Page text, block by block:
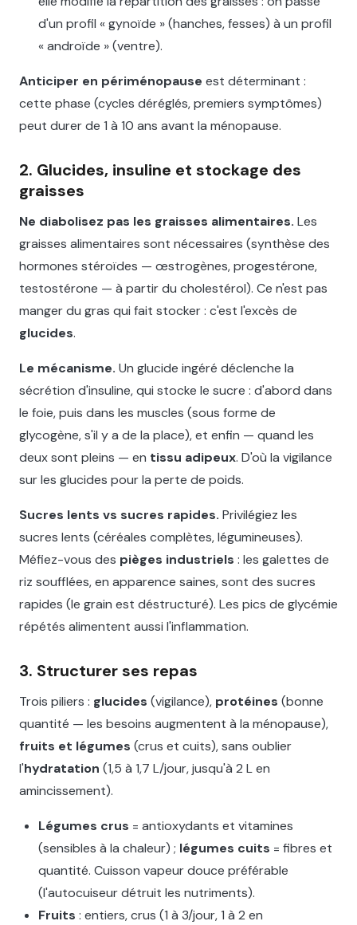
d'un profil « gynoïde » (hanches, fesses) à un profil
« androïde » (ventre).
Anticiper en périménopause est déterminant :
cette phase (cycles déréglés, premiers symptômes)
peut durer de 1 à 10 ans avant la ménopause.
2. Glucides, insuline et stockage des
graisses
Ne diabolisez pas les graisses alimentaires. Les
graisses alimentaires sont nécessaires (synthèse des
hormones stéroïdes — œstrogènes, progestérone,
testostérone — à partir du cholestérol). Ce n'est pas
manger du gras qui fait stocker : c'est l'excès de
glucides.
Le mécanisme. Un glucide ingéré déclenche la
sécrétion d'insuline, qui stocke le sucre : d'abord dans
le foie, puis dans les muscles (sous forme de
glycogène, s'il y a de la place), et enfin — quand les
deux sont pleins — en tissu adipeux. D'où la vigilance
sur les glucides pour la perte de poids.
Sucres lents vs sucres rapides. Privilégiez les
sucres lents (céréales complètes, légumineuses).
Méfiez-vous des pièges industriels : les galettes de
riz soufflées, en apparence saines, sont des sucres
rapides (le grain est déstructuré). Les pics de glycémie
répétés alimentent aussi l'inflammation.
3. Structurer ses repas
Trois piliers : glucides (vigilance), protéines (bonne
quantité — les besoins augmentent à la ménopause),
fruits et légumes (crus et cuits), sans oublier
l'hydratation (1,5 à 1,7 L/jour, jusqu'à 2 L en
amincissement).
Légumes crus = antioxydants et vitamines
(sensibles à la chaleur) ; légumes cuits = fibres et
quantité. Cuisson vapeur douce préférable
(l'autocuiseur détruit les nutriments).
Fruits : entiers, crus (1 à 3/jour, 1 à 2 en